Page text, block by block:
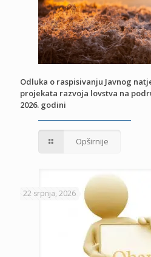
Odluka o raspisivanju Javnog
projekata razvoja lovstva na
2026. godini
Opširnije
22 srpnja, 2026